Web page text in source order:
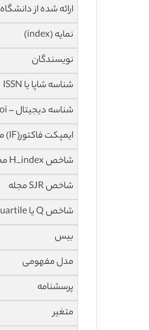
ارائه شده از دانشگاه
نمایه (index)
نویسندگان
شناسه شاپا یا ISSN
شناسه دیجیتال – doi
ایمپکت فاکتور(IF) مجله
شاخص H_index مجله
شاخص SJR مجله
شاخص Q یا Quartile (چارک)
بیس
مدل مفهومی
پرسشنامه
متغیر